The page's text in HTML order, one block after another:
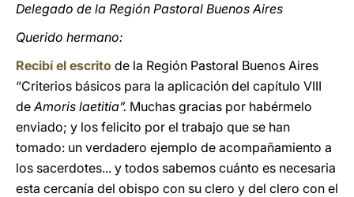
Delegado de la Región Pastoral Buenos Aires
Querido hermano:
Recibí el escrito de la Región Pastoral Buenos Aires
“Criterios básicos para la aplicación del capítulo VIII
deAmoris laetitia”. Muchas gracias por habérmelo
enviado; y los felicito por el trabajo que se han
tomado: un verdadero ejemplo de acompañamiento a
los sacerdotes... y todos sabemos cuánto es necesaria
esta cercanía del obispo con su clero y del clero con el